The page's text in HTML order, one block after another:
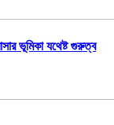
ভূমিকা যথেষ্ট গুরুত্ব